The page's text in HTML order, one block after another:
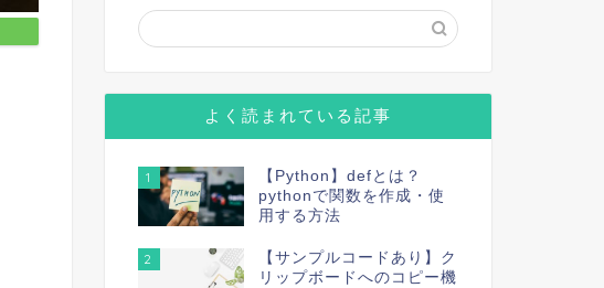
よく読まれている記事
1
【Python】defとは？
pythonで関数を作成・使
用する方法
2
【サンプルコードあり】ク
リップボードへのコピー機